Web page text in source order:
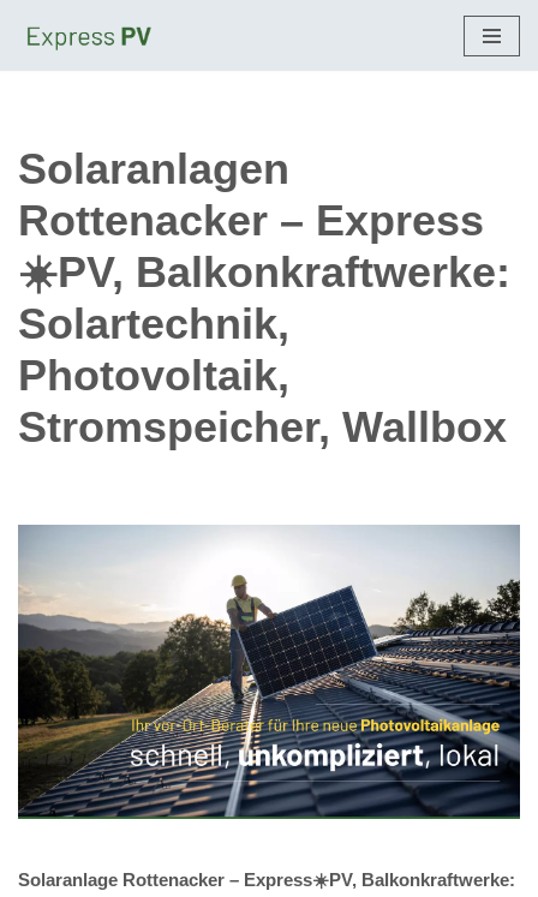
Solaranlagen
Rottenacker – Express
☀️PV, Balkonkraftwerke:
Solartechnik,
Photovoltaik,
Stromspeicher, Wallbox
Solaranlage Rottenacker – Express☀️PV, Balkonkraftwerke: